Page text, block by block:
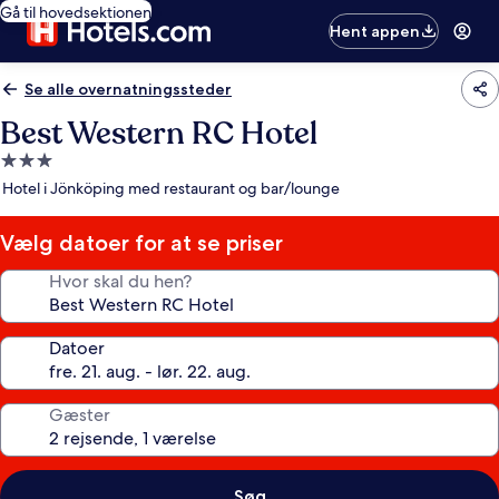
Gå til hovedsektionen
Hent appen
Se alle overnatningssteder
Best Western RC Hotel
3.0-
stjernet
Hotel i Jönköping med restaurant og bar/lounge
Vælg datoer for at se priser
Hvor skal du hen?
Datoer
Gæster